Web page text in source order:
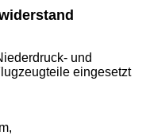
und
eingesetzt